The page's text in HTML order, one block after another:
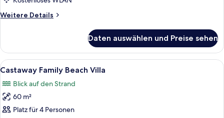
Weitere Details
Weitere
Villa
Daten auswählen und Preise sehen
Alle
Fotos
für
Castaway
Family
Ein Zimmer mit Holzboden, einem
7
Castaway Family Beach Villa
Blick auf den Strand
60 m²
Platz für 4 Personen